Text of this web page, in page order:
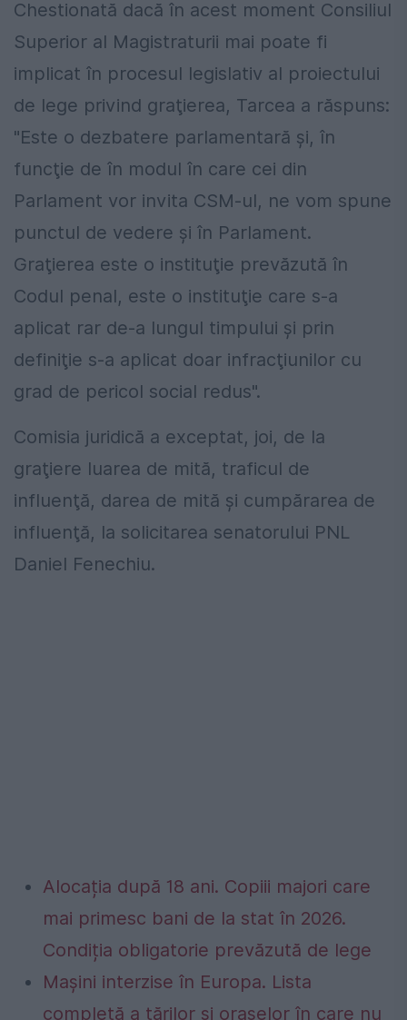
Chestionată dacă în acest moment Consiliul
Superior al Magistraturii mai poate fi
implicat în procesul legislativ al proiectului
de lege privind graţierea, Tarcea a răspuns:
"Este o dezbatere parlamentară şi, în
funcţie de în modul în care cei din
Parlament vor invita CSM-ul, ne vom spune
punctul de vedere şi în Parlament.
Graţierea este o instituţie prevăzută în
Codul penal, este o instituţie care s-a
aplicat rar de-a lungul timpului şi prin
definiţie s-a aplicat doar infracţiunilor cu
grad de pericol social redus".
Comisia juridică a exceptat, joi, de la
graţiere luarea de mită, traficul de
influenţă, darea de mită şi cumpărarea de
influenţă, la solicitarea senatorului PNL
Daniel Fenechiu.
Alocația după 18 ani. Copiii majori care
mai primesc bani de la stat în 2026.
Condiția obligatorie prevăzută de lege
Mașini interzise în Europa. Lista
completă a țărilor și orașelor în care nu